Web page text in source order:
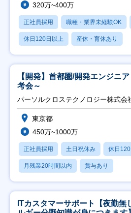
320万~400万
正社員採用 職種・業界未経験OK
休日120日以上 産休・育休あり
【開発】首都圏/開発エンジニ
考会～
パーソルクロステクノロジー株式会
東京都
450万~1000万
正社員採用 土日祝休み 休日
月残業20時間以内 賞与あり
ITカスタマーサポート【夜勤無